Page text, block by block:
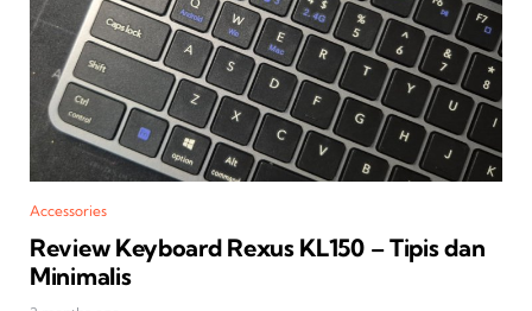
Accessories
Review Keyboard Rexus KL150 – Tipis dan
Minimalis